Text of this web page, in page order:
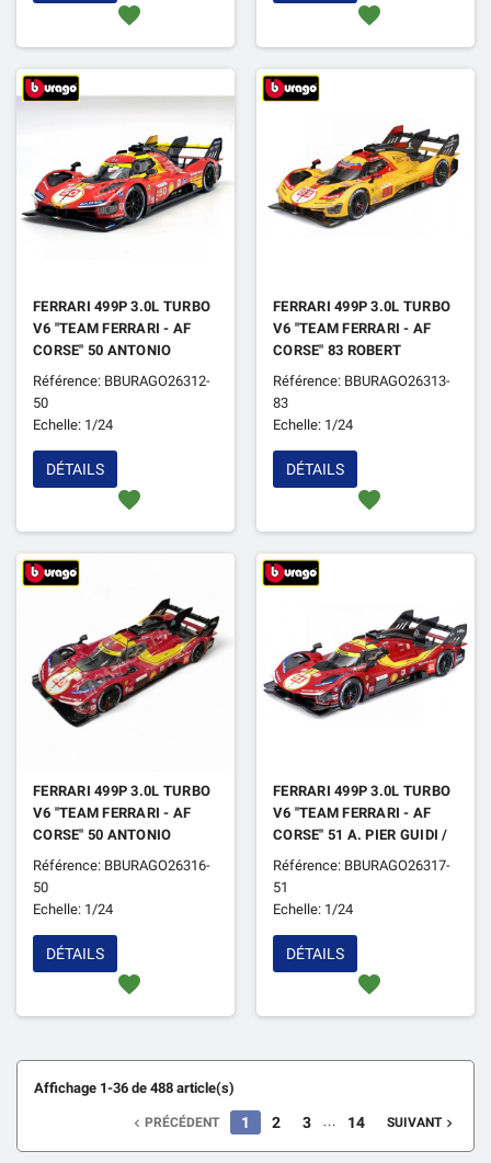
favorite favorite
FERRARI 499P 3.0L TURBO
V6 "TEAM FERRARI - AF
CORSE" 50 ANTONIO
FUOCO / MIGUEL MOLINA
/ NICKLAS NIELSEN 24H
DU MANS 2024 1ER
Référence: BBURAGO26312-
50
Echelle: 1/24
favorite
DÉTAILS
FERRARI 499P 3.0L TURBO
V6 "TEAM FERRARI - AF
CORSE" 83 ROBERT
KUBICA / ROBERT
SHWARTZMAN / YIFEI YE
24H DU MANS 2024
Référence: BBURAGO26313-
83
Echelle: 1/24
favorite
DÉTAILS
FERRARI 499P 3.0L TURBO
V6 "TEAM FERRARI - AF
CORSE" 50 ANTONIO
FUOCO / MIGUEL MOLINA
/ NICKLAS NIELSEN 24H
DU MANS 2025
Référence: BBURAGO26316-
50
Echelle: 1/24
favorite
DÉTAILS
FERRARI 499P 3.0L TURBO
V6 "TEAM FERRARI - AF
CORSE" 51 A. PIER GUIDI /
JAMES CALADO /
ANTONIO GIOVINAZZI
24H DU MANS 2025 3EME
Référence: BBURAGO26317-
51
Echelle: 1/24
favorite
DÉTAILS
Affichage 1-36 de 488 article(s)
 PRÉCÉDENT 1 2 3 … 14 SUIVANT